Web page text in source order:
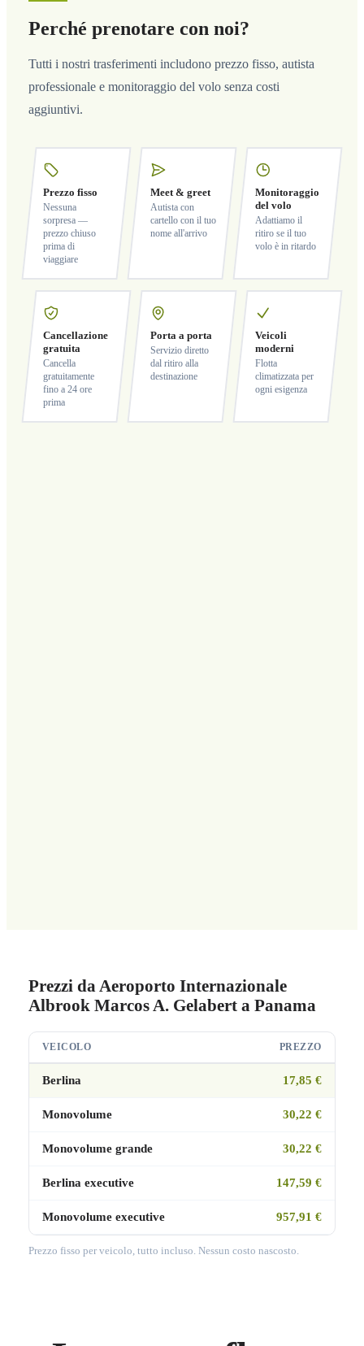
Perché prenotare con noi?
Tutti i nostri trasferimenti includono prezzo fisso, autista
professionale e monitoraggio del volo senza costi
aggiuntivi.
Prezzo fisso
Nessuna
sorpresa —
prezzo chiuso
prima di
viaggiare
Meet & greet
Autista con
cartello con il tuo
nome all'arrivo
Monitoraggio
del volo
Adattiamo il
ritiro se il tuo
volo è in ritardo
Cancellazione
gratuita
Cancella
gratuitamente
fino a 24 ore
prima
Porta a porta
Servizio diretto
dal ritiro alla
destinazione
Veicoli
moderni
Flotta
climatizzata per
ogni esigenza
Prezzi da Aeroporto Internazionale
Albrook Marcos A. Gelabert a Panama
VEICOLO PREZZO
Berlina 17,85 €
Monovolume 30,22 €
Monovolume grande 30,22 €
Berlina executive 147,59 €
Monovolume executive 957,91 €
Prezzo fisso per veicolo, tutto incluso. Nessun costo nascosto.